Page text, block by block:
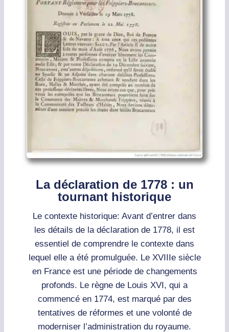
La déclaration de 1778 : un
tournant historique
Le contexte historique: Avant d’entrer dans
les détails de la déclaration de 1778, il est
essentiel de comprendre le contexte dans
lequel elle a été promulguée. Le XVIIIe siècle
en France est une période de changements
profonds. Le règne de Louis XVI, qui a
commencé en 1774, est marqué par des
tentatives de réformes et une volonté de
moderniser l’administration du royaume.